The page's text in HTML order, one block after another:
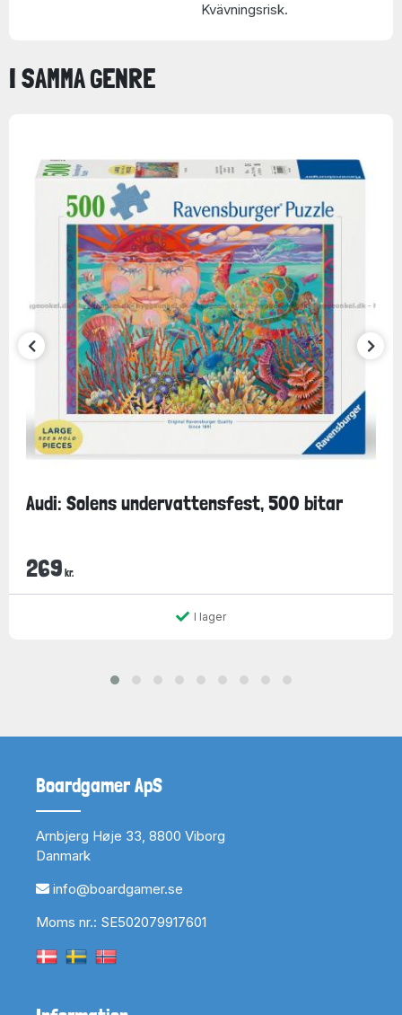
Kvävningsrisk.
I SAMMA GENRE
Audi: Solens undervattensfest, 500 bitar
269 kr.
I lager
Boardgamer ApS
Arnbjerg Høje 33, 8800 Viborg
Danmark
info@boardgamer.se
Moms nr.: SE502079917601